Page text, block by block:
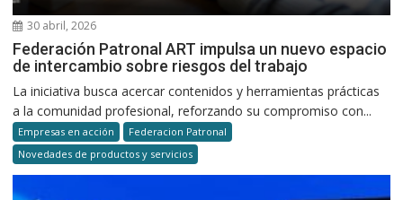
30 abril, 2026
Federación Patronal ART impulsa un nuevo espacio
de intercambio sobre riesgos del trabajo
La iniciativa busca acercar contenidos y herramientas prácticas
a la comunidad profesional, reforzando su compromiso con...
Empresas en acción
Federacion Patronal
Novedades de productos y servicios